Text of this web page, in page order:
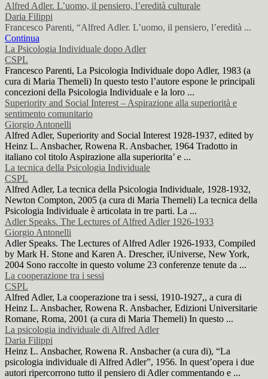
Alfred Adler. L’uomo, il pensiero, l’eredità culturale
Daria Filippi
Francesco Parenti, “Alfred Adler. L’uomo, il pensiero, l’eredità ...
Continua
La Psicologia Individuale dopo Adler
CSPL
Francesco Parenti, La Psicologia Individuale dopo Adler, 1983 (a
cura di Maria Themeli) In questo testo l’autore espone le principali
concezioni della Psicologia Individuale e la loro ...
Superiority and Social Interest – Aspirazione alla superiorità e
sentimento comunitario
Giorgio Antonelli
Alfred Adler, Superiority and Social Interest 1928-1937, edited by
Heinz L. Ansbacher, Rowena R. Ansbacher, 1964 Tradotto in
italiano col titolo Aspirazione alla superiorita’ e ...
La tecnica della Psicologia Individuale
CSPL
Alfred Adler, La tecnica della Psicologia Individuale, 1928-1932,
Newton Compton, 2005 (a cura di Maria Themeli) La tecnica della
Psicologia Individuale è articolata in tre parti. La ...
Adler Speaks. The Lectures of Alfred Adler 1926-1933
Giorgio Antonelli
Adler Speaks. The Lectures of Alfred Adler 1926-1933, Compiled
by Mark H. Stone and Karen A. Drescher, iUniverse, New York,
2004 Sono raccolte in questo volume 23 conferenze tenute da ...
La cooperazione tra i sessi
CSPL
Alfred Adler, La cooperazione tra i sessi, 1910-1927,, a cura di
Heinz L. Ansbacher, Rowena R. Ansbacher, Edizioni Universitarie
Romane, Roma, 2001 (a cura di Maria Themeli) In questo ...
La psicologia individuale di Alfred Adler
Daria Filippi
Heinz L. Ansbacher, Rowena R. Ansbacher (a cura di), “La
psicologia individuale di Alfred Adler”, 1956. In quest’opera i due
autori ripercorrono tutto il pensiero di Adler commentando e ...